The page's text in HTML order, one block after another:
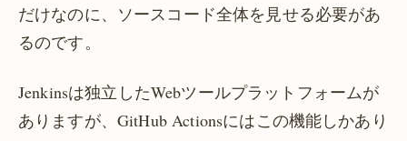
だけなのに、ソースコード全体を見せる必要があ
るのです。
Jenkinsは独立したWebツールプラットフォームが
ありますが、GitHub Actionsにはこの機能しかあり